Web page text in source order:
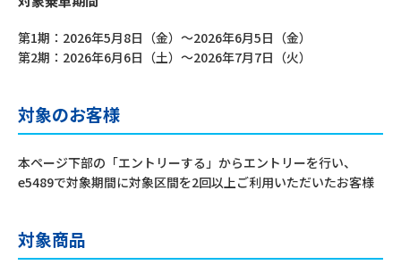
第1期：2026年5月8日（金）～2026年6月5日（金）
第2期：2026年6月6日（土）～2026年7月7日（火）
対象のお客様
本ページ下部の「エントリーする」からエントリーを行い、
e5489で対象期間に対象区間を2回以上ご利用いただいたお客様
対象商品